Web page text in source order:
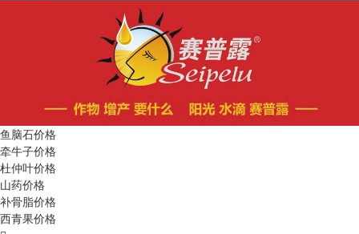
鱼脑石价格
牵牛子价格
杜仲叶价格
山药价格
补骨脂价格
西青果价格